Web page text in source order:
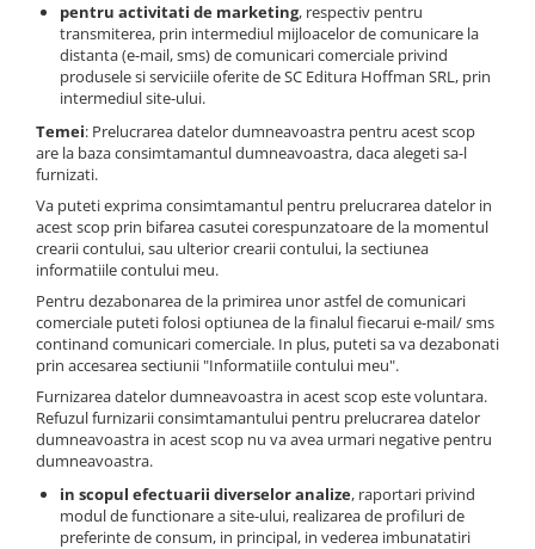
pentru activitati de marketing, respectiv pentru
transmiterea, prin intermediul mijloacelor de comunicare la
distanta (e-mail, sms) de comunicari comerciale privind
produsele si serviciile oferite de SC Editura Hoffman SRL, prin
intermediul site-ului.
Temei: Prelucrarea datelor dumneavoastra pentru acest scop
are la baza consimtamantul dumneavoastra, daca alegeti sa-l
furnizati.
Va puteti exprima consimtamantul pentru prelucrarea datelor in
acest scop prin bifarea casutei corespunzatoare de la momentul
crearii contului, sau ulterior crearii contului, la sectiunea
informatiile contului meu.
Pentru dezabonarea de la primirea unor astfel de comunicari
comerciale puteti folosi optiunea de la finalul fiecarui e-mail/ sms
continand comunicari comerciale. In plus, puteti sa va dezabonati
prin accesarea sectiunii "Informatiile contului meu".
Furnizarea datelor dumneavoastra in acest scop este voluntara.
Refuzul furnizarii consimtamantului pentru prelucrarea datelor
dumneavoastra in acest scop nu va avea urmari negative pentru
dumneavoastra.
in scopul efectuarii diverselor analize, raportari privind
modul de functionare a site-ului, realizarea de profiluri de
preferinte de consum, in principal, in vederea imbunatatiri